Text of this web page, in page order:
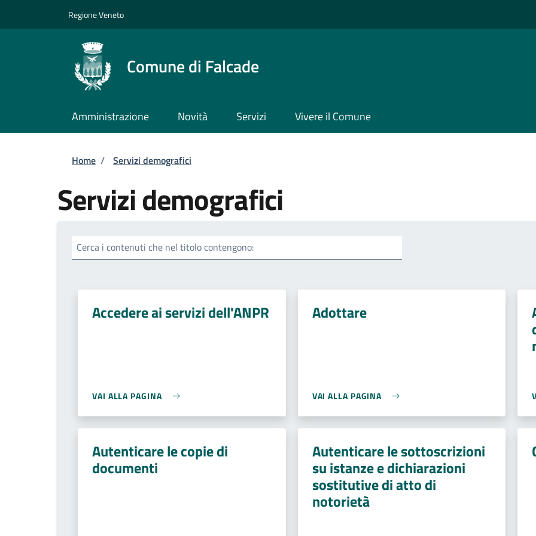
Regione Veneto
Comune di Falcade
Amministrazione Novità Servizi Vivere il Comune
Briciole di pane
Home / Servizi demografici
Servizi demografici
Cerca i contenuti che nel titolo contengono:
Accedere ai servizi dell'ANPR
VAI ALLA PAGINA
Adottare
VAI ALLA PAGINA
Autenticare le copie di
documenti
Autenticare le sottoscrizioni
su istanze e dichiarazioni
sostitutive di atto di
notorietà